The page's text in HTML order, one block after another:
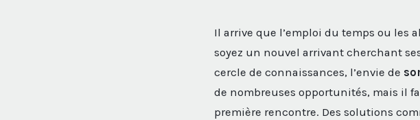
Il arrive que l’emploi du temps ou les
soyez un nouvel arrivant cherchant
cercle de connaissances, l’envie de
de nombreuses opportunités, mais il
première rencontre. Des solutions